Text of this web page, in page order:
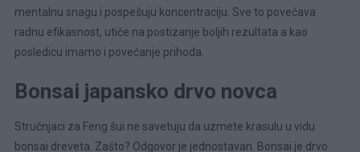
mentalnu snagu i pospešuju koncentraciju. Sve to povećava
radnu efikasnost, utiče na postizanje boljih rezultata a kao
posledicu imamo i povećanje prihoda.
Bonsai japansko drvo novca
Stručnjaci za Feng šui ne savetuju da uzmete krasulu u vidu
bonsai dreveta. Zašto? Odgovor je jednostavan. Bonsai je drvo